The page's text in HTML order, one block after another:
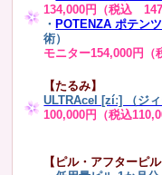
134,000円（税込
・ POTENZA ポテン
術）
モニター154,000円（
【たるみ】
ULTRAcel [zíː] （ジ
100,000円（税込
【ピル・アフターピ